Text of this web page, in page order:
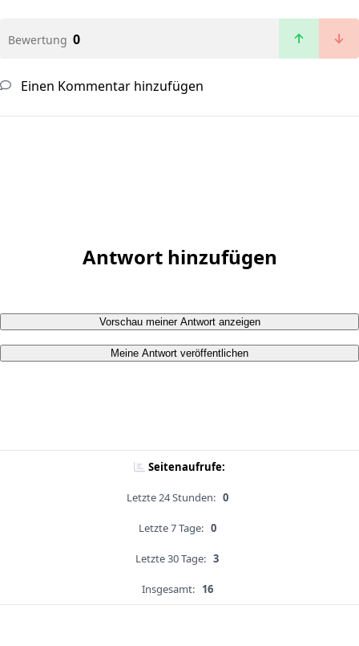
Bewertung 0
Einen Kommentar hinzufügen
Antwort hinzufügen
Vorschau meiner Antwort anzeigen
Meine Antwort veröffentlichen
Seitenaufrufe:
Letzte 24 Stunden: 0
Letzte 7 Tage: 0
Letzte 30 Tage: 3
Insgesamt: 16